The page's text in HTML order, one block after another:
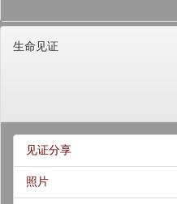
生命见证
见证分享
照片